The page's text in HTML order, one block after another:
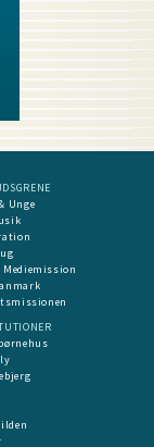
Unge
Mediemission